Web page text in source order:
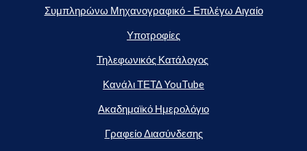
Συμπληρώνω Μηχανογραφικό - Επιλέγω Αιγαίο
Υποτροφίες
Τηλεφωνικός Κατάλογος
Κανάλι ΤΕΤΔ YouTube
Ακαδημαϊκό Ημερολόγιο
Γραφείο Διασύνδεσης